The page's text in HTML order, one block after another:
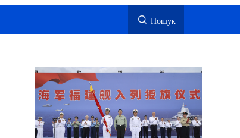
Пошук